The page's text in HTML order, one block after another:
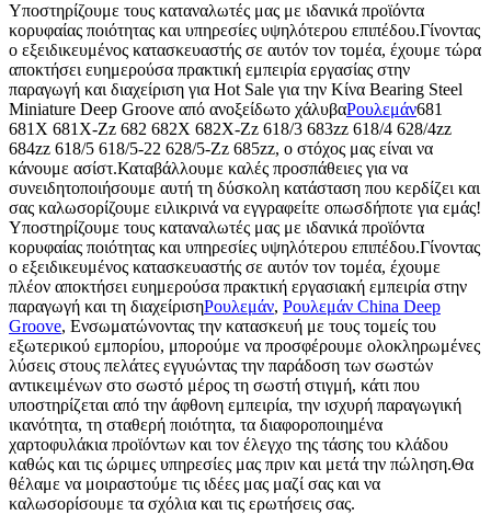
Υποστηρίζουμε τους καταναλωτές μας με ιδανικά προϊόντα
κορυφαίας ποιότητας και υπηρεσίες υψηλότερου επιπέδου.Γίνοντας
ο εξειδικευμένος κατασκευαστής σε αυτόν τον τομέα, έχουμε τώρα
αποκτήσει ευημερούσα πρακτική εμπειρία εργασίας στην
παραγωγή και διαχείριση για Hot Sale για την Κίνα Bearing Steel
Miniature Deep Groove από ανοξείδωτο χάλυβαΡουλεμάν681
681X 681X-Zz 682 682X 682X-Zz 618/3 683zz 618/4 628/4zz
684zz 618/5 618/5-22 628/5-Zz 685zz, ο στόχος μας είναι να
κάνουμε ασίστ.Καταβάλλουμε καλές προσπάθειες για να
συνειδητοποιήσουμε αυτή τη δύσκολη κατάσταση που κερδίζει και
σας καλωσορίζουμε ειλικρινά να εγγραφείτε οπωσδήποτε για εμάς!
Υποστηρίζουμε τους καταναλωτές μας με ιδανικά προϊόντα
κορυφαίας ποιότητας και υπηρεσίες υψηλότερου επιπέδου.Γίνοντας
ο εξειδικευμένος κατασκευαστής σε αυτόν τον τομέα, έχουμε
πλέον αποκτήσει ευημερούσα πρακτική εργασιακή εμπειρία στην
παραγωγή και τη διαχείρισηΡουλεμάν, Ρουλεμάν China Deep
Groove, Ενσωματώνοντας την κατασκευή με τους τομείς του
εξωτερικού εμπορίου, μπορούμε να προσφέρουμε ολοκληρωμένες
λύσεις στους πελάτες εγγυώντας την παράδοση των σωστών
αντικειμένων στο σωστό μέρος τη σωστή στιγμή, κάτι που
υποστηρίζεται από την άφθονη εμπειρία, την ισχυρή παραγωγική
ικανότητα, τη σταθερή ποιότητα, τα διαφοροποιημένα
χαρτοφυλάκια προϊόντων και τον έλεγχο της τάσης του κλάδου
καθώς και τις ώριμες υπηρεσίες μας πριν και μετά την πώληση.Θα
θέλαμε να μοιραστούμε τις ιδέες μας μαζί σας και να
καλωσορίσουμε τα σχόλια και τις ερωτήσεις σας.